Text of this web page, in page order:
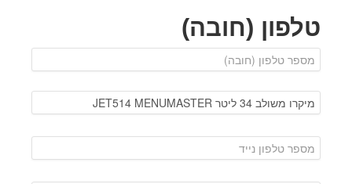
טלפון (חובה)